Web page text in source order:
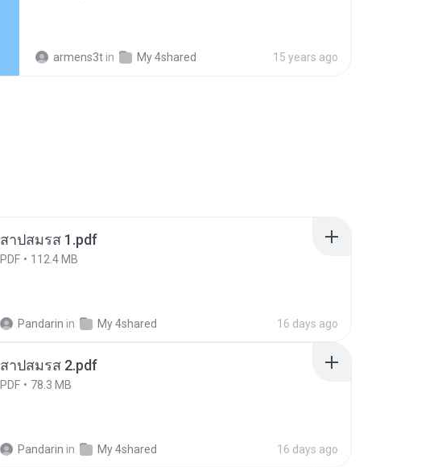
armens3t in My 4shared 15 years ago
สาปสมรส 1.pdf
PDF 112.4 MB
Pandarin in My 4shared 16 days ago
สาปสมรส 2.pdf
PDF 78.3 MB
Pandarin in My 4shared 16 days ago